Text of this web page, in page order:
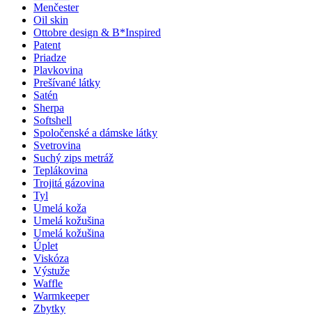
Menčester
Oil skin
Ottobre design & B*Inspired
Patent
Priadze
Plavkovina
Prešívané látky
Satén
Sherpa
Softshell
Spoločenské a dámske látky
Svetrovina
Suchý zips metráž
Teplákovina
Trojitá gázovina
Tyl
Umelá koža
Umelá kožušina
Umelá kožušina
Úplet
Viskóza
Výstuže
Waffle
Warmkeeper
Zbytky